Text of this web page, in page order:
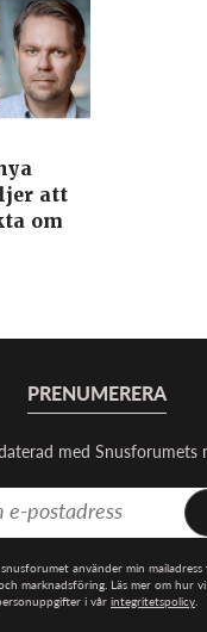
att
om
PRENUMERERA
med Snusforumets
använder min
marknadsföring. Läs mer om hur
i vår integritetspolicy.